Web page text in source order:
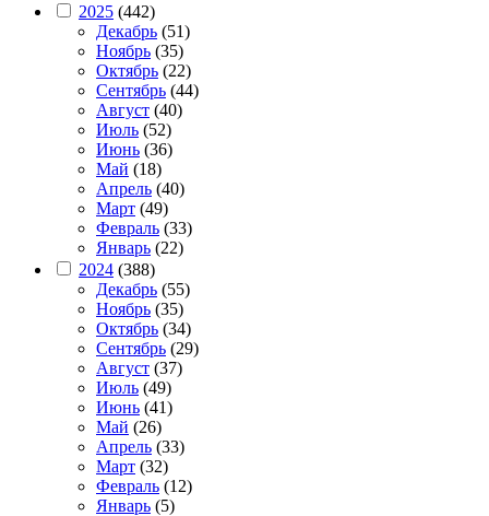
2025 (442)
Декабрь (51)
Ноябрь (35)
Октябрь (22)
Сентябрь (44)
Август (40)
Июль (52)
Июнь (36)
Май (18)
Апрель (40)
Март (49)
Февраль (33)
Январь (22)
2024 (388)
Декабрь (55)
Ноябрь (35)
Октябрь (34)
Сентябрь (29)
Август (37)
Июль (49)
Июнь (41)
Май (26)
Апрель (33)
Март (32)
Февраль (12)
Январь (5)